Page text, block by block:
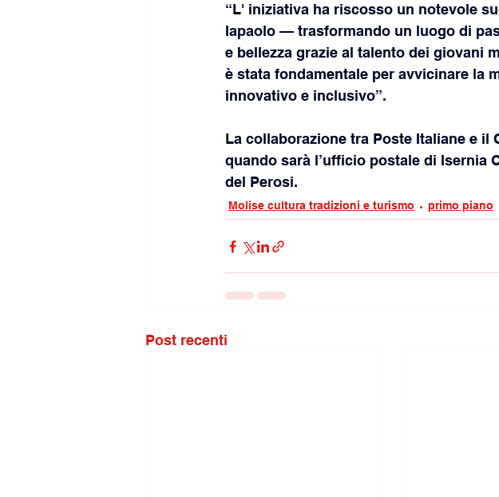
“L' iniziativa ha riscosso un notevole
Iapaolo — trasformando un luogo di
e bellezza grazie al talento dei giovani
è stata fondamentale per avvicinare la
innovativo e inclusivo”.
La collaborazione tra Poste Italiane e
quando sarà l’ufficio postale di Isernia
del Perosi.
Molise cultura tradizioni e turismo primo piano
Post recenti